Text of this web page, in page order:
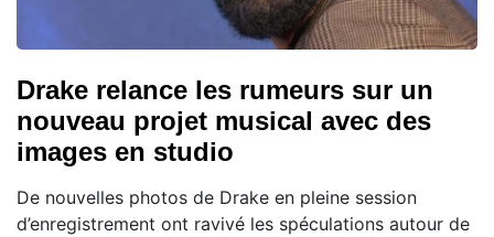
Drake relance les rumeurs sur un
nouveau projet musical avec des
images en studio
De nouvelles photos de Drake en pleine session
d’enregistrement ont ravivé les spéculations autour de